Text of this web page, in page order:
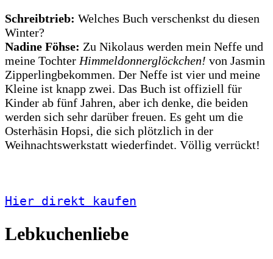
Schreibtrieb: Welches Buch verschenkst du diesen
Winter?
Nadine Föhse: Zu Nikolaus werden mein Neffe und
meine Tochter Himmeldonnerglöckchen! von Jasmin
Zipperlingbekommen. Der Neffe ist vier und meine
Kleine ist knapp zwei. Das Buch ist offiziell für
Kinder ab fünf Jahren, aber ich denke, die beiden
werden sich sehr darüber freuen. Es geht um die
Osterhäsin Hopsi, die sich plötzlich in der
Weihnachtswerkstatt wiederfindet. Völlig verrückt!
Hier direkt kaufen
Lebkuchenliebe